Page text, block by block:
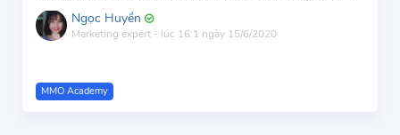
Ngọc Huyền
Marketing expert - lúc 16:1 ngày 15/6/2020
MMO Academy